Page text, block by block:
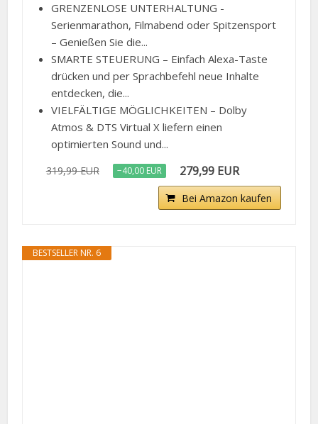
GRENZENLOSE UNTERHALTUNG -
Serienmarathon, Filmabend oder Spitzensport
– Genießen Sie die...
SMARTE STEUERUNG – Einfach Alexa-Taste
drücken und per Sprachbefehl neue Inhalte
entdecken, die...
VIELFÄLTIGE MÖGLICHKEITEN – Dolby
Atmos & DTS Virtual X liefern einen
optimierten Sound und...
319,99 EUR −40,00 EUR 279,99 EUR
Bei Amazon kaufen
BESTSELLER NR. 6